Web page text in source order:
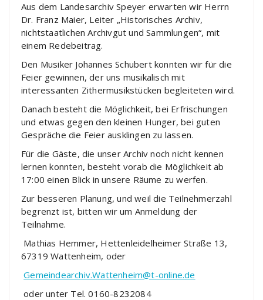
Aus dem Landesarchiv Speyer erwarten wir Herrn
Dr. Franz Maier, Leiter „Historisches Archiv,
nichtstaatlichen Archivgut und Sammlungen“, mit
einem Redebeitrag.
Den Musiker Johannes Schubert konnten wir für die
Feier gewinnen, der uns musikalisch mit
interessanten Zithermusikstücken begleiteten wird.
Danach besteht die Möglichkeit, bei Erfrischungen
und etwas gegen den kleinen Hunger, bei guten
Gespräche die Feier ausklingen zu lassen.
Für die Gäste, die unser Archiv noch nicht kennen
lernen konnten, besteht vorab die Möglichkeit ab
17:00 einen Blick in unsere Räume zu werfen.
Zur besseren Planung, und weil die Teilnehmerzahl
begrenzt ist, bitten wir um Anmeldung der
Teilnahme.
Mathias Hemmer, Hettenleidelheimer Straße 13,
67319 Wattenheim, oder
Gemeindearchiv.Wattenheim@t-online.de
oder unter Tel. 0160-8232084